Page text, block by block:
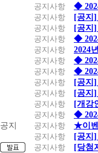
공지사항
◆
공지사항
[공지
공지사항
[공지
공지사항
◆
공지사항
2024
공지사항
◆
공지사항
◆
공지사항
[공지
공지사항
[공지
공지사항
[개강
공지사항
◆
공지
공지사항
★이
공지사항
[공지
공지사항
[당첨